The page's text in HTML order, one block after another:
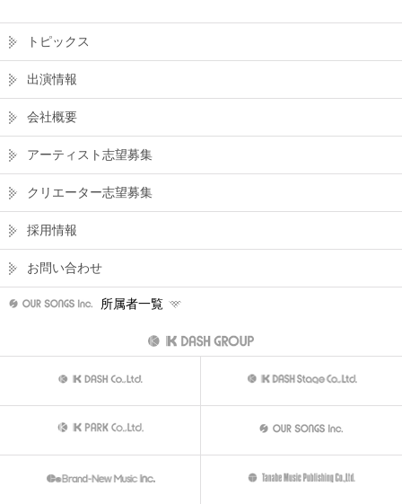
トピックス
出演情報
会社概要
アーティスト志望募集
クリエーター志望募集
採用情報
お問い合わせ
所属者一覧